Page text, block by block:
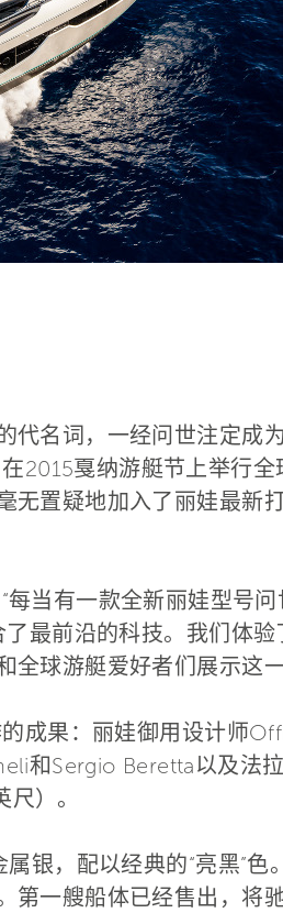
代名词，一经问世注定成
2015戛纳游艇节上举行
无置疑地加入了丽娃最新
当有一款全新丽娃型号
最前沿的科技。我们体
全球游艇爱好者们展示这
成果：丽娃御用设计师
和Sergio Beretta以及法
）。
银，配以经典的“亮黑”
第一艘船体已经售出，将